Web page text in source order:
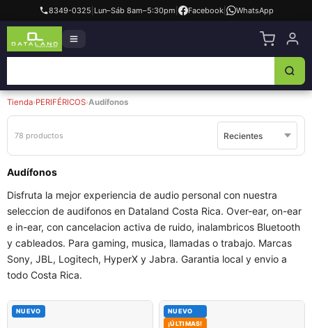
8349-0325 Lun–Sáb 8am–5:30pm Facebook| WhatsApp
Tienda›PERIFÉRICOS›Audífonos
78 productos
Audífonos
Disfruta la mejor experiencia de audio personal con nuestra
seleccion de audifonos en Dataland Costa Rica. Over-ear, on-ear
e in-ear, con cancelacion activa de ruido, inalambricos Bluetooth
y cableados. Para gaming, musica, llamadas o trabajo. Marcas
Sony, JBL, Logitech, HyperX y Jabra. Garantia local y envio a
todo Costa Rica.
NUEVO
NUEVO
¡ÚLTIMAS!